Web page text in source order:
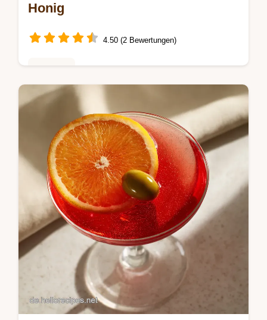
Honig
4.50 (2 Bewertungen)
Hausgemachter Hustensaft hilft bei
Erkältungen. Dieser Zwiebel Honig
Hustensaft ist ein natürliches Hausmittel
gegen Husten. Inklusive Zeitplan. In 6h
fertig.